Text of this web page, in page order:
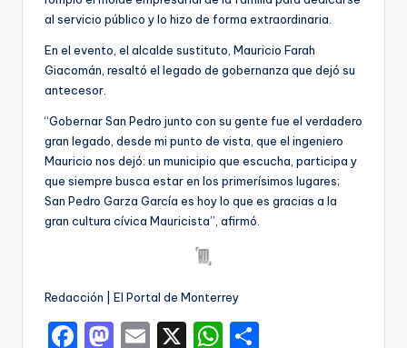
al servicio público y lo hizo de forma extraordinaria.
En el evento, el alcalde sustituto, Mauricio Farah
Giacomán, resaltó el legado de gobernanza que dejó su
antecesor.
“Gobernar San Pedro junto con su gente fue el verdadero
gran legado, desde mi punto de vista, que el ingeniero
Mauricio nos dejó: un municipio que escucha, participa y
que siempre busca estar en los primerísimos lugares;
San Pedro Garza García es hoy lo que es gracias a la
gran cultura cívica Mauricista”, afirmó.
Redacción | El Portal de Monterrey
F
M E
X
W